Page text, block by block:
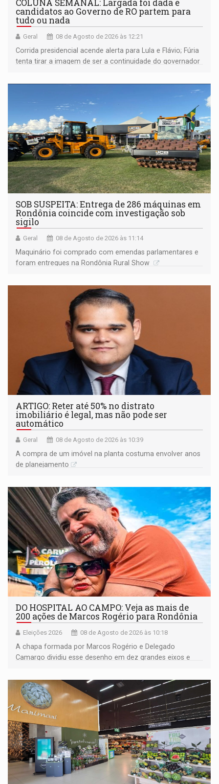
COLUNA SEMANAL: Largada foi dada e
candidatos ao Governo de RO partem para
tudo ou nada
Geral 08 de Agosto de 2026 às 12:21
Corrida presidencial acende alerta para Lula e Flávio; Fúria
tenta tirar a imagem de ser a continuidade do governador
não ter entrado no modo eleição; ABAV faz evento em
SOB SUSPEITA: Entrega de 286 máquinas em
Rondônia coincide com investigação sob
sigilo
Geral 08 de Agosto de 2026 às 11:14
Maquinário foi comprado com emendas parlamentares e
foram entregues na Rondônia Rural Show
ARTIGO: Reter até 50% no distrato
imobiliário é legal, mas não pode ser
automático
Geral 08 de Agosto de 2026 às 10:39
A compra de um imóvel na planta costuma envolver anos
de planejamento
DO HOSPITAL AO CAMPO: Veja as mais de
200 ações de Marcos Rogério para Rondônia
Eleições 2026 08 de Agosto de 2026 às 10:18
A chapa formada por Marcos Rogério e Delegado
Camargo dividiu esse desenho em dez grandes eixos e